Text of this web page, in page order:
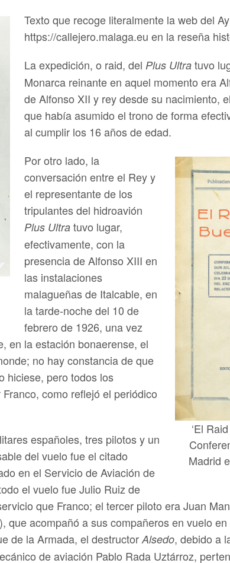
Texto que recoge literalmente la web del
https://callejero.malaga.eu en la reseña
La expedición, o raid, del Plus Ultra tuvo
Monarca reinante en aquel momento era
de Alfonso XII y rey desde su nacimiento,
que había asumido el trono de forma
al cumplir los 16 años de edad.
‘El
Madrid
Por otro lado, la
conversación entre el Rey y
el representante de los
tripulantes del hidroavión
Plus Ultra tuvo lugar,
efectivamente, con la
presencia de Alfonso XIII en
las instalaciones
malagueñas de Italcable, en
la tarde-noche del 10 de
febrero de 1926, una vez
en la estación bonaerense, el
no hay constancia de que
hiciese, pero todos los
como reflejó el periódico
españoles, tres pilotos y un
del vuelo fue el citado
en el Servicio de Aviación de
el vuelo fue Julio Ruiz de
que Franco; el tercer piloto era Juan
acompañó a sus compañeros en vuelo
de la Armada, el destructor Alsedo, debido a
de aviación Pablo Rada Uztárroz,